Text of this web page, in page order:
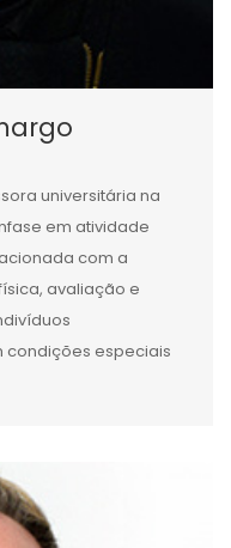
universitária na
em atividade
com a
avaliação e
condições especiais